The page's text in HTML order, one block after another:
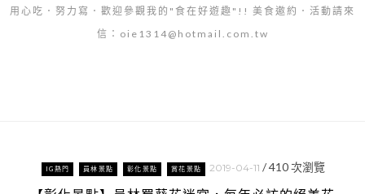
用心吃．努力寫．歡迎參觀我的"食在好遊趣"!! 美食邀約．活動請來
信：oie1314@hotmail.com.tw
IG熱門 員林景點 彰化景點 賞花景點 2019-04-11 /410次瀏覽